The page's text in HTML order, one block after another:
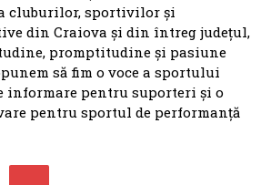
cluburilor, sportivilor și
din Craiova și din întreg județul,
promptitudine și pasiune
să fim o voce a sportului
informare pentru suporteri și o
pentru sportul de performanță